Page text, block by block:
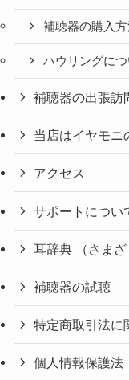
補聴器の購入
ハウリングにつ
補聴器の出張訪
当店はイヤモニ
アクセス
サポートについ
耳辞典 （さまざ
補聴器の試聴
特定商取引法に
個人情報保護法